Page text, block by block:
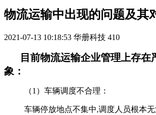
物流运输中出现的问题及其
2021-07-13 10:18:53 华册科技 410
目前物流运输企业管理上存在
象：
（1）车辆调度不合理：
车辆停放地点不集中,调度人员根本